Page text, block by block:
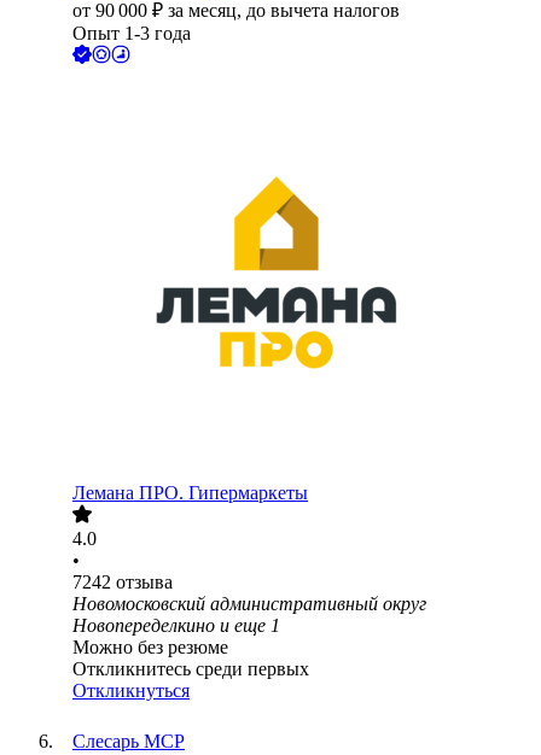
от 90 000 ₽ за месяц, до вычета налогов
Опыт 1-3 года
Лемана ПРО. Гипермаркеты
4.0
•
7242 отзыва
Новомосковский административный округ
Новопеределкино и еще 1
Можно без резюме
Откликнитесь среди первых
Откликнуться
Слесарь МСР